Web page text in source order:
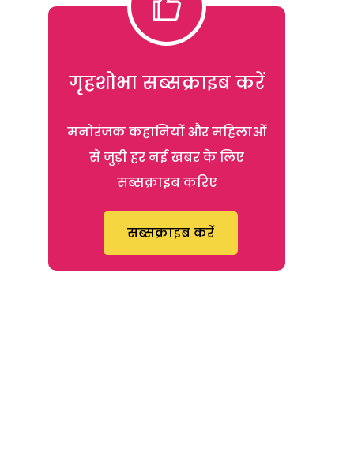
गृहशोभा सब्सक्राइब करें
मनोरंजक कहानियों और महिलाओं
से जुड़ी हर नई खबर के लिए
सब्सक्राइब करिए
सब्सक्राइब करें